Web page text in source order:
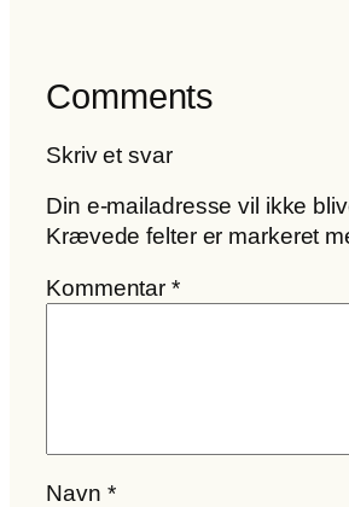
Comments
Skriv et svar
Din e-mailadresse vil ikke
Krævede felter er markeret
Kommentar*
Navn *